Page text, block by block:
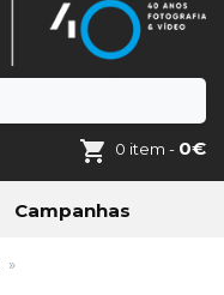
0 item - 0€
Campanhas